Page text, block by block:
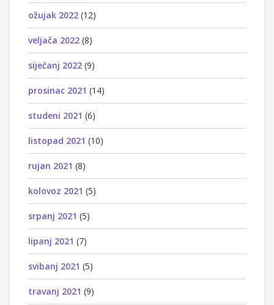
ožujak 2022 (12)
veljača 2022 (8)
siječanj 2022 (9)
prosinac 2021 (14)
studeni 2021 (6)
listopad 2021 (10)
rujan 2021 (8)
kolovoz 2021 (5)
srpanj 2021 (5)
lipanj 2021 (7)
svibanj 2021 (5)
travanj 2021 (9)